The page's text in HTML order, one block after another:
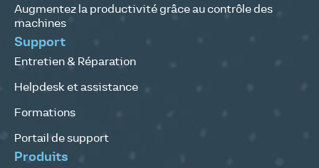
Augmentez la productivité grâce au contrôle des
machines
Support
Entretien & Réparation
Helpdesk et assistance
Formations
Portail de support
Produits